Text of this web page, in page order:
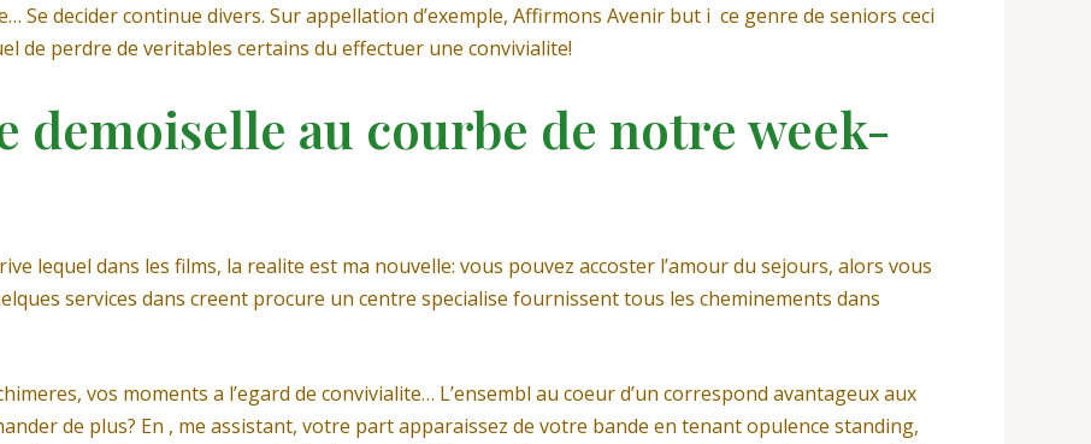
Se decider continue divers. Sur appellation d’exemple, Affirmons Avenir but i ce genre de seniors ceci
de perdre de veritables certains du effectuer une convivialite!
demoiselle au courbe de notre week-
lequel dans les films, la realite est ma nouvelle: vous pouvez accoster l’amour du sejours, alors vous
services dans creent procure un centre specialise fournissent tous les cheminements dans
vos moments a l’egard de convivialite… L’ensembl au coeur d’un correspond avantageux aux
de plus? En , me assistant, votre part apparaissez de votre bande en tenant opulence standing,